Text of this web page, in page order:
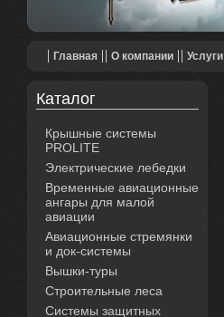
Главная О компании Услуги
Каталог
Крышные системы
PROLITE
Электрические лебедки
Временные авиационные
ангары для малой
авиации
Авиационные стремянки
и док-системы
Вышки-туры
Строительные леса
Системы защитных